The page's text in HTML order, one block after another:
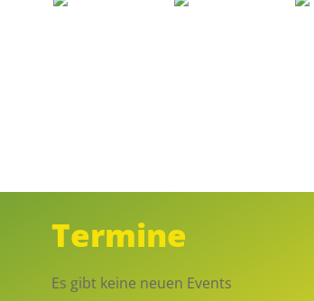
Termine
Es gibt keine neuen Events